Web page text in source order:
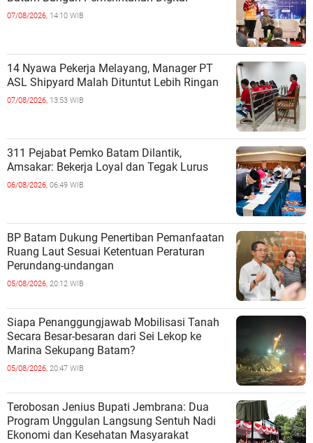
07/08/2026, 14:10 WIB
14 Nyawa Pekerja Melayang, Manager PT
ASL Shipyard Malah Dituntut Lebih Ringan
07/08/2026, 13:53 WIB
311 Pejabat Pemko Batam Dilantik,
Amsakar: Bekerja Loyal dan Tegak Lurus
06/08/2026, 06:49 WIB
BP Batam Dukung Penertiban Pemanfaatan
Ruang Laut Sesuai Ketentuan Peraturan
Perundang-undangan
05/08/2026, 20:12 WIB
Siapa Penanggungjawab Mobilisasi Tanah
Secara Besar-besaran dari Sei Lekop ke
Marina Sekupang Batam?
05/08/2026, 20:47 WIB
Terobosan Jenius Bupati Jembrana: Dua
Program Unggulan Langsung Sentuh Nadi
Ekonomi dan Kesehatan Masyarakat